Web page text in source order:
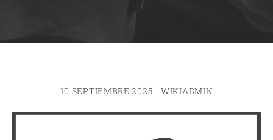
10 SEPTIEMBRE 2025 WIKIADMIN